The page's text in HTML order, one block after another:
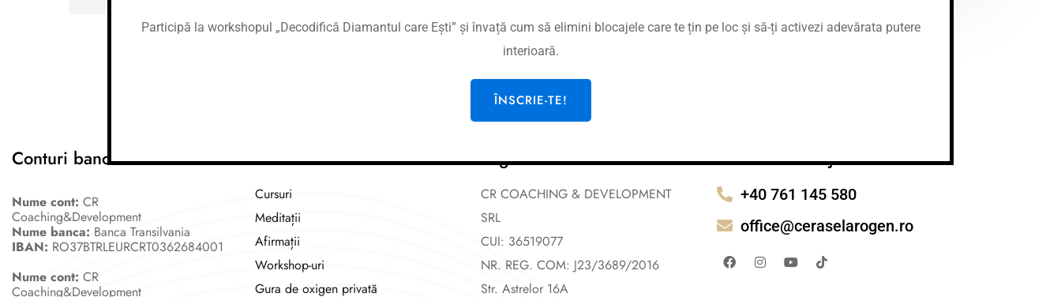
Conturi bancare
Nume cont: CR
Coaching&Development
Nume banca: Banca Transilvania
IBAN: RO37BTRLEURCRT0362684001
Nume cont: CR
Coaching&Development
Link-uri utile
Cursuri
Meditații
Afirmații
Workshop-uri
Gura de oxigen privată
Legal
CR COACHING & DEVELOPMENT
SRL
CUI: 36519077
NR. REG. COM: J23/3689/2016
Str. Astrelor 16A
Ai nevoie de ajutor?
+40 761 145 580
office@ceraselarogen.ro
Participă la workshopul „Decodifică Diamantul care Ești” și învață cum să elimini blocajele care te țin pe loc și să-ți activezi adevărata putere
interioară.
ÎNSCRIE-TE!